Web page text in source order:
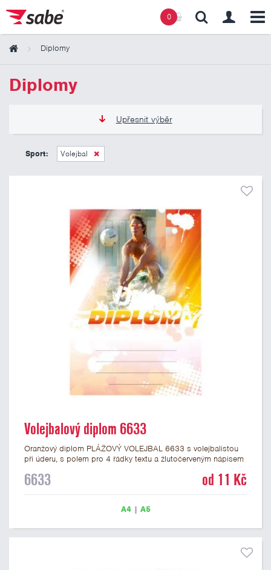
0
Diplomy
Diplomy
Upřesnit výběr
11 Kč
Sport: Volejbal
Volejbalový diplom 6633
Oranžový diplom PLÁŽOVÝ VOLEJBAL 6633 s volejbalistou
při úderu, s polem pro 4 řádky textu a žlutočerveným nápisem
Papírový diplom s motivem PLÁŽOVÝ VOLEJBAL má gramáž
6633 od 11 Kč
A4| A5
Obsah košíku